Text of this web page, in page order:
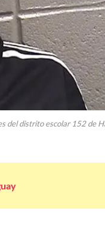
del distrito escolar 152 de